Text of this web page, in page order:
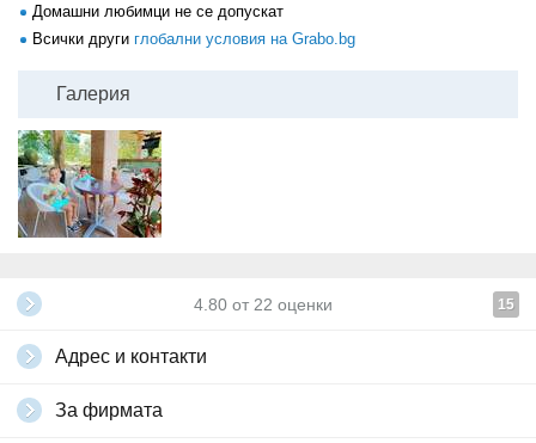
Домашни любимци не се допускат
Всички други глобални условия на Grabo.bg
Галерия
4.80 от 22 оценки 15
Адрес и контакти
За фирмата